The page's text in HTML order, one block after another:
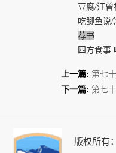
豆腐/汪曾
吃鲫鱼说/
荐书
四方食事
上一篇: 第七
下一篇: 第七
版权所有